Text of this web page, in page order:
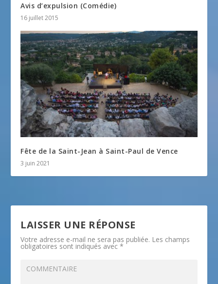
Avis d’expulsion (Comédie)
16 juillet 2015
Fête de la Saint-Jean à Saint-Paul de Vence
3 juin 2021
LAISSER UNE RÉPONSE
Votre adresse e-mail ne sera pas publiée. Les champs
obligatoires sont indiqués avec*